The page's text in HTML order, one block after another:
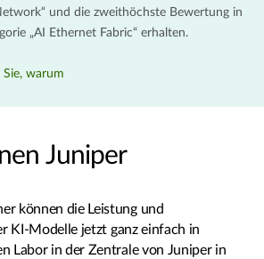
und die zweithöchste Bewertung in
„AI Ethernet Fabric“ erhalten.
Sie, warum
Juniper
können die Leistung und
KI-Modelle jetzt ganz einfach in
Labor in der Zentrale von Juniper in